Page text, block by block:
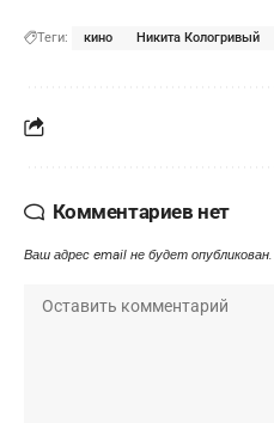
Теги: кино Никита Кологривый
Комментариев нет
Ваш адрес email не будет опубликован.